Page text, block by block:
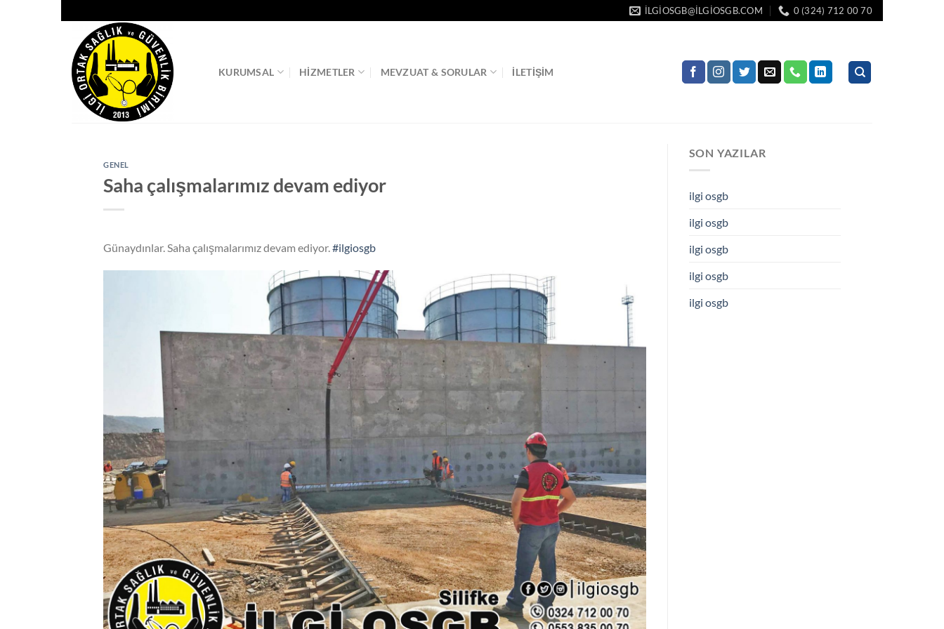
atla
ILGIOSGB@ILGIOSGB.COM 0 (324) 712 00 70
KURUMSAL HIZMETLER MEVZUAT & SORULAR İLETIŞIM
GENEL
Saha çalışmalarımız devam ediyor
Günaydınlar. Saha çalışmalarımız devam ediyor. #ilgiosgb
SON YAZILAR
ilgi osgb
ilgi osgb
ilgi osgb
ilgi osgb
ilgi osgb